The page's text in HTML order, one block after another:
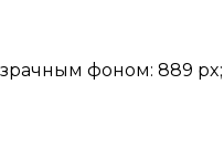
фоном: 889